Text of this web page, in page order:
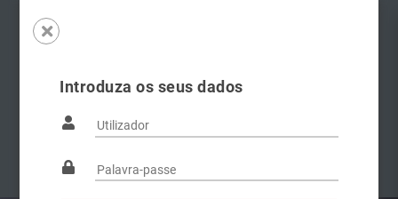
Introduza os seus dados
Famílias